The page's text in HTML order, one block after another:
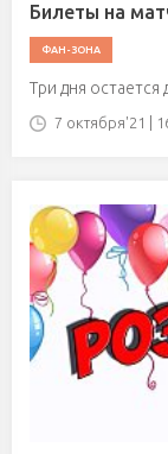
Билеты на
ФАН-ЗОНА
Три дня
7 октября'21 |